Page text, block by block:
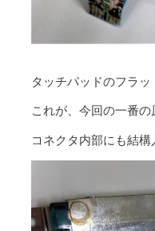
タッチパッドのフラッ
これが、今回の一番の
コネクタ内部にも結構